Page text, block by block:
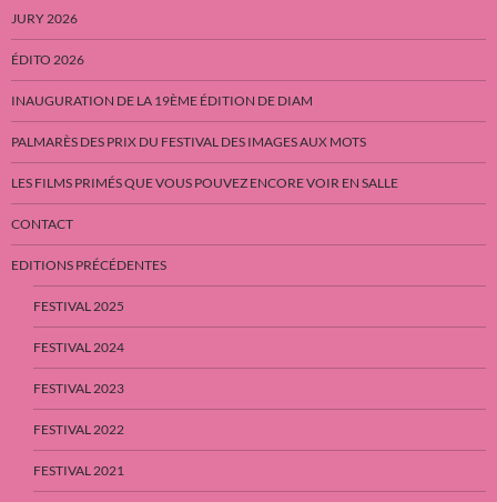
JURY 2026
ÉDITO 2026
INAUGURATION DE LA 19ÈME ÉDITION DE DIAM
PALMARÈS DES PRIX DU FESTIVAL DES IMAGES AUX MOTS
LES FILMS PRIMÉS QUE VOUS POUVEZ ENCORE VOIR EN SALLE
CONTACT
EDITIONS PRÉCÉDENTES
FESTIVAL 2025
FESTIVAL 2024
FESTIVAL 2023
FESTIVAL 2022
FESTIVAL 2021